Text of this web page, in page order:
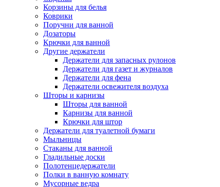
Корзины для белья
Коврики
Поручни для ванной
Дозаторы
Крючки для ванной
Другие держатели
Держатели для запасных рулонов
Держатели для газет и журналов
Держатели для фена
Держатели освежителя воздуха
Шторы и карнизы
Шторы для ванной
Карнизы для ванной
Крючки для штор
Держатели для туалетной бумаги
Мыльницы
Стаканы для ванной
Гладильные доски
Полотенцедержатели
Полки в ванную комнату
Мусорные ведра